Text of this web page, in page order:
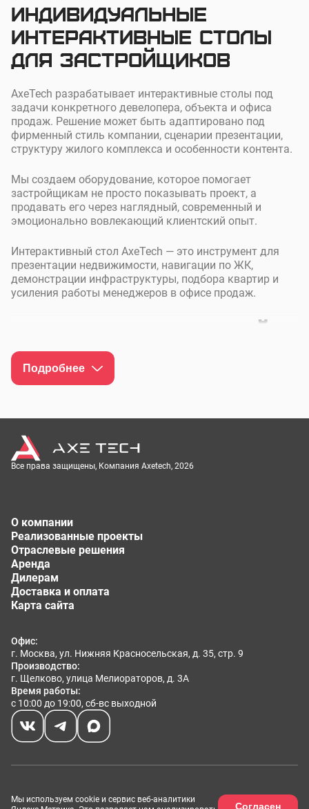
индивидуальные
интерактивные столы
для застройщиков
AxeTech разрабатывает интерактивные столы под
задачи конкретного девелопера, объекта и офиса
продаж. Решение может быть адаптировано под
фирменный стиль компании, сценарии презентации,
структуру жилого комплекса и особенности контента.
Мы создаем оборудование, которое помогает
застройщикам не просто показывать проект, а
продавать его через наглядный, современный и
эмоционально вовлекающий клиентский опыт.
Интерактивный стол AxeTech — это инструмент для
презентации недвижимости, навигации по ЖК,
демонстрации инфраструктуры, подбора квартир и
усиления работы менеджеров в офисе продаж.
стол AxeTech для вашего
офиса продаж
вовлекать клиентов в проект и быстрее подводить их
к выбору квартиры, дома или коммерческого
помещения.
экранов, цвет корпуса, техническую конфигурацию,
сценарии навигации и визуальный контент под ваш
жилой комплекс, бизнес-центр или другой объект
недвижимости.
Заказывая интерактивный стол в AxeTech, вы
получаете:
индивидуальное решение под ваш проект и
фирменный стиль;
современное оборудование с мощной
вычислительной платформой;
эффектную 3D-презентацию объекта для
клиентов;
удобный инструмент для менеджеров отдела
недвижимости еще до завершения строительства;
Подробнее
Все права защищены, Компания Axetech, 2026
О компании
Реализованные проекты
Отраслевые решения
Аренда
Дилерам
Доставка и оплата
Карта сайта
Офис:
г. Москва, ул. Нижняя Красносельская, д. 35, стр. 9
Производство:
г. Щелково, улица Мелиораторов, д. 3А
Время работы:
с 10:00 до 19:00, сб-вс выходной
Размещённые данные на сайте носят информационный
характер, могут иметь расхождения с действительностью и не
Мы используем cookie и сервис веб-аналитики
Согласен